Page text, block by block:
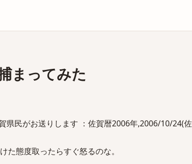
まってみた
県民がお送りします ：佐賀暦2006年,2006/10/24(
た態度取ったらすぐ怒るのな。